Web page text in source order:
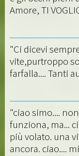
Amore, TI
"Ci dicevi
vite,purtroppo
farfalla.... Tanti
"ciao simo....
funziona, ma...
più volato. una
ancora. ciao....